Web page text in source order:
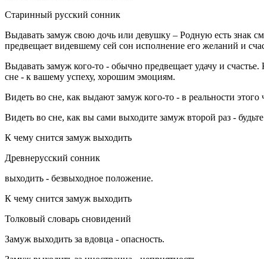
Старинный русский сонник
Выдавать замуж свою дочь или девушку – Родную есть знак
предвещает видевшему сей сон исполнение его желаний и
Выдавать замуж кого-то - обычно предвещает удачу и
сне - к вашему успеху, хорошим эмоциям.
Видеть во сне, как выдают замуж кого-то - в реальности
Видеть во сне, как вы сами выходите замуж второй раз -
К чему снится замуж выходить
Древнерусский сонник
выходить - безвыходное положение.
К чему снится замуж выходить
Толковый словарь сновидений
Замуж выходить за вдовца - опасность.